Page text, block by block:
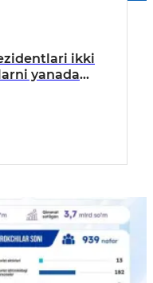
ikki
yanada